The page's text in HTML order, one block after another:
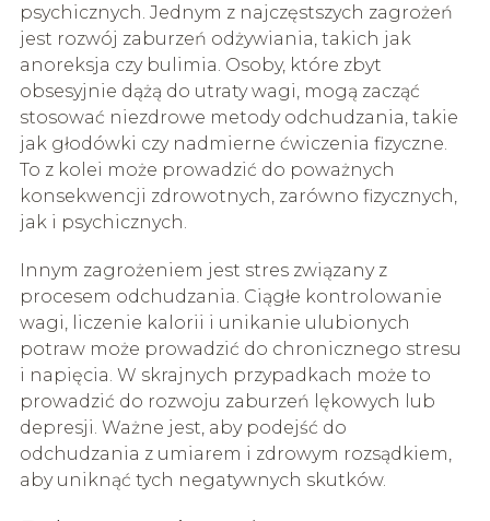
psychicznych. Jednym z najczęstszych zagrożeń
jest rozwój zaburzeń odżywiania, takich jak
anoreksja czy bulimia. Osoby, które zbyt
obsesyjnie dążą do utraty wagi, mogą zacząć
stosować niezdrowe metody odchudzania, takie
jak głodówki czy nadmierne ćwiczenia fizyczne.
To z kolei może prowadzić do poważnych
konsekwencji zdrowotnych, zarówno fizycznych,
jak i psychicznych.
Innym zagrożeniem jest stres związany z
procesem odchudzania. Ciągłe kontrolowanie
wagi, liczenie kalorii i unikanie ulubionych
potraw może prowadzić do chronicznego stresu
i napięcia. W skrajnych przypadkach może to
prowadzić do rozwoju zaburzeń lękowych lub
depresji. Ważne jest, aby podejść do
odchudzania z umiarem i zdrowym rozsądkiem,
aby uniknąć tych negatywnych skutków.